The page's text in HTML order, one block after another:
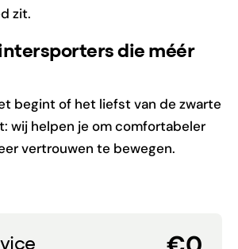
zit.
die méér
begint of het liefst van de zwarte
wij helpen je om comfortabeler
vertrouwen te bewegen.